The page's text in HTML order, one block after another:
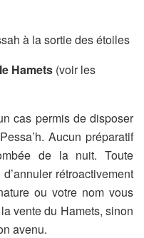
à la sortie des étoiles
Hamets (voir les
cas permis de disposer
Aucun préparatif
de la nuit. Toute
d’annuler rétroactivement
ou votre nom vous
vente du Hamets, sinon
avenu.